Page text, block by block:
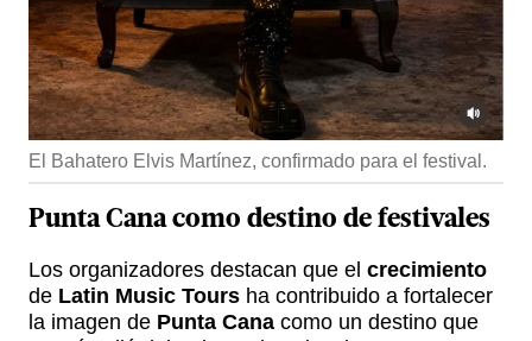
El Bahatero Elvis Martínez, confirmado para el festival.
Punta Canacomo destino de festivales
Los organizadores destacan que el crecimiento
de Latin Music Tours ha contribuido a fortalecer
la imagen de Punta Cana como un destino que